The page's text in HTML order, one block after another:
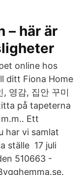
– här är
online hos
ditt Fiona Home
영감, 집안 꾸미
på tapeterna
Ett
har vi samlat
ställe 17 juli
510663 -